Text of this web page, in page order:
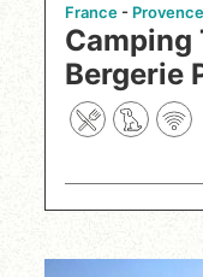
France
Camping Tikayan La
Bergerie